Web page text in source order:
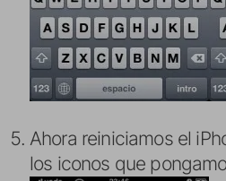
Ahora reiniciamos el
los iconos que